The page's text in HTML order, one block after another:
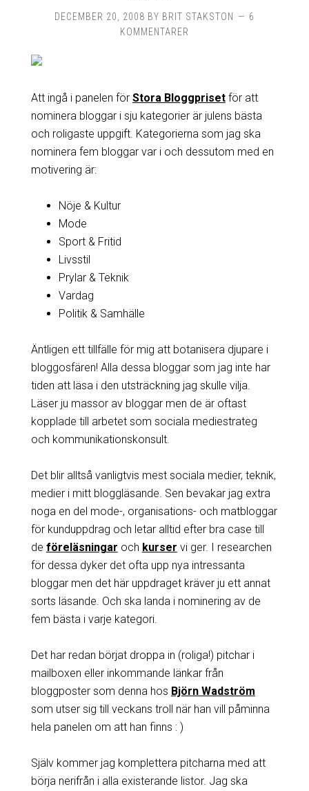
DECEMBER 20, 2008 BY BRIT STAKSTON
6
KOMMENTARER
Att ingå i panelen för Stora Bloggprisetför att
nominera bloggar i sju kategorier är julens bästa
och roligaste uppgift. Kategorierna som jag ska
nominera fem bloggar var i och dessutom med en
motivering är:
Nöje & Kultur
Mode
Sport & Fritid
Livsstil
Prylar & Teknik
Vardag
Politik & Samhälle
Äntligen ett tillfälle för mig att botanisera djupare i
bloggosfären! Alla dessa bloggar som jag inte har
tiden att läsa i den utsträckning jag skulle vilja.
Läser ju massor av bloggar men de är oftast
kopplade till arbetet som sociala mediestrateg
och kommunikationskonsult.
Det blir alltså vanligtvis mest sociala medier, teknik,
medier i mitt bloggläsande. Sen bevakar jag extra
noga en del mode-, organisations- och matbloggar
för kunduppdrag och letar alltid efter bra case till
de föreläsningar och kurser vi ger. I researchen
för dessa dyker det ofta upp nya intressanta
bloggar men det här uppdraget kräver ju ett annat
sorts läsande. Och ska landa i nominering av de
fem bästa i varje kategori.
Det har redan börjat droppa in (roliga!) pitchar i
mailboxen eller inkommande länkar från
bloggposter som denna hos Björn Wadström
som utser sig till veckans troll när han vill påminna
hela panelen om att han finns : )
Själv kommer jag komplettera pitcharna med att
börja nerifrån i alla existerande listor. Jag ska